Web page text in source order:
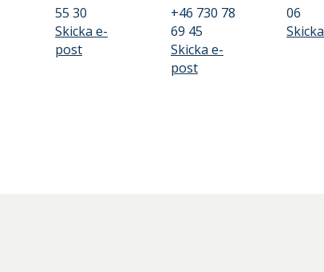
55 30
Skicka e-
post
+46 730 78
69 45
Skicka e-
post
06